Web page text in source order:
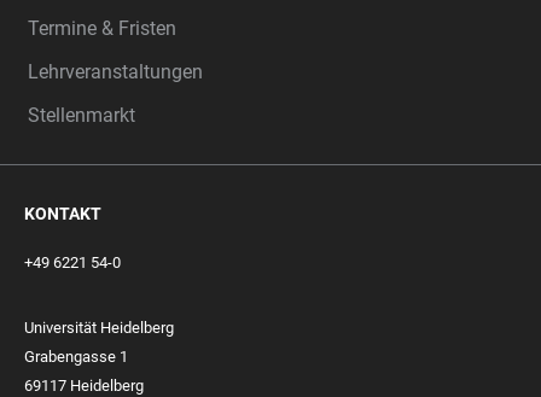
Termine & Fristen
Lehrveranstaltungen
Stellenmarkt
KONTAKT
+49 6221 54-0
Universität Heidelberg
Grabengasse 1
69117 Heidelberg